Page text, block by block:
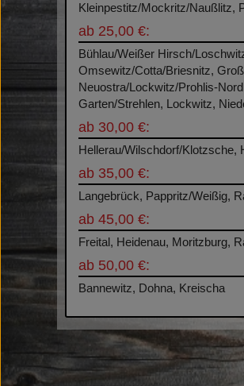
Kleinpestitz/Mockritz/Naußlitz,
ab 25,00 €:
Bühlau/Weißer Hirsch/
Omsewitz/Cotta/Briesnitz,
Neuostra/Lockwitz/Prohlis-
Garten/Strehlen, Lockwitz,
ab 30,00 €:
Hellerau/Wilschdorf/Klotzsche,
ab 35,00 €:
Langebrück, Pappritz/Weißig,
ab 45,00 €:
Freital, Heidenau, Moritzburg,
ab 50,00 €:
Bannewitz, Dohna, Kreischa